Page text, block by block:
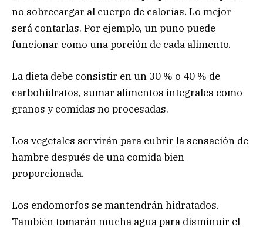
no sobrecargar al cuerpo de calorías. Lo mejor
será contarlas. Por ejemplo, un puño puede
funcionar como una porción de cada alimento.
La dieta debe consistir en un 30 % o 40 % de
carbohidratos, sumar alimentos integrales como
granos y comidas no procesadas.
Los vegetales servirán para cubrir la sensación de
hambre después de una comida bien
proporcionada.
Los endomorfos se mantendrán hidratados.
También tomarán mucha agua para disminuir el